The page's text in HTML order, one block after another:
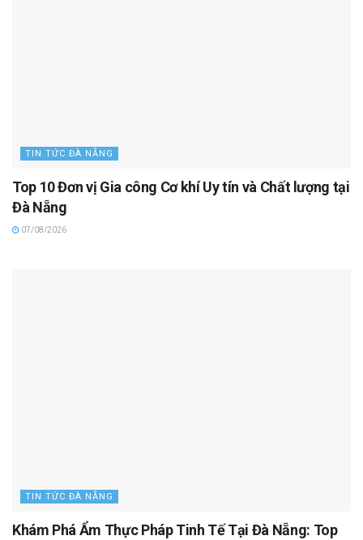
TIN TỨC ĐÀ NẴNG
Top 10 Đơn vị Gia công Cơ khí Uy tín và Chất lượng tại
Đà Nẵng
07/08/2026
TIN TỨC ĐÀ NẴNG
Khám Phá Ẩm Thực Pháp Tinh Tế Tại Đà Nẵng: Top